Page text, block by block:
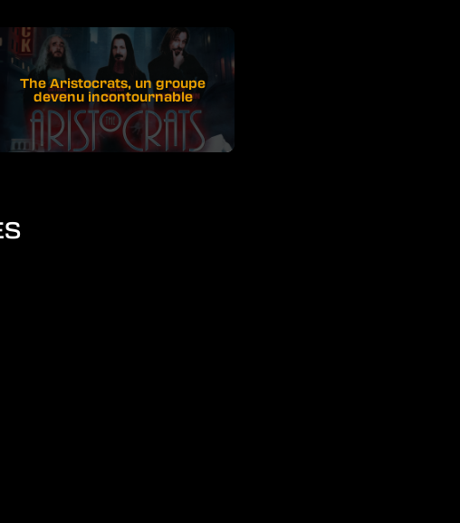
The Aristocrats, un groupe
devenu incontournable